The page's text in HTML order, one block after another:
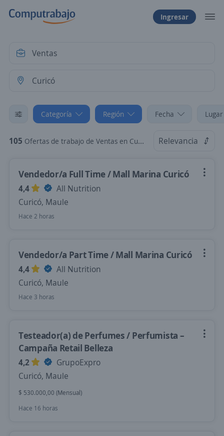
Ingresar
Categoría Región Fecha
105 Ofertas de trabajo de Ventas en Curicó, Maule Relevancia
Vendedor/a Full Time / Mall Marina Curicó
4,4
All Nutrition
Curicó, Maule
Hace 2 horas
Vendedor/a Part Time / Mall Marina Curicó
4,4
All Nutrition
Curicó, Maule
Hace 3 horas
Testeador(a) de Perfumes / Perfumista –
Campaña Retail Belleza
4,2
GrupoExpro
Curicó, Maule
$ 530.000,00 (Mensual)
Hace 16 horas